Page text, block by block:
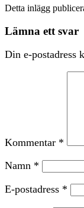
Detta inlägg
Lämna ett svar
Din e-postadress
Kommentar *
Namn *
E-postadress *